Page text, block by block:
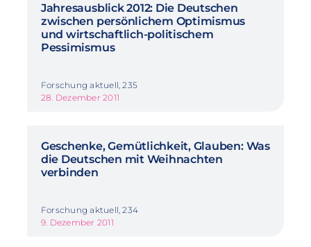
Jahresausblick 2012: Die Deutschen
zwischen persönlichem Optimismus
und wirtschaftlich-politischem
Pessimismus
Forschung aktuell, 235
28. Dezember 2011
Geschenke, Gemütlichkeit, Glauben: Was
die Deutschen mit Weihnachten
verbinden
Forschung aktuell, 234
9. Dezember 2011